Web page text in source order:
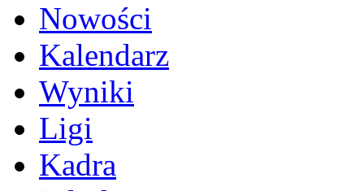
Nowości
Kalendarz
Wyniki
Ligi
Kadra